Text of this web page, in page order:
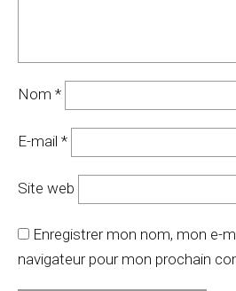
Nom *
E-mail *
Site web
Enregistrer mon nom, mon e-
navigateur pour mon prochain